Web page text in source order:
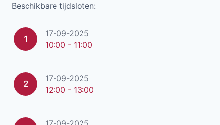
Beschikbare tijdsloten:
1
17-09-2025
10:00 - 11:00
2
17-09-2025
12:00 - 13:00
17-09-2025